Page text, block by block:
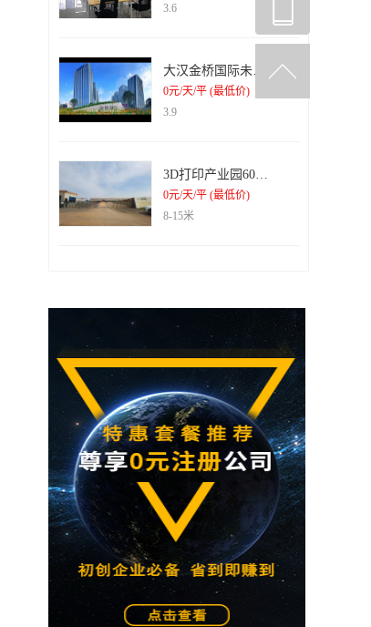
3.6
大汉金桥国际未来城纯写字楼出租
0元/天/平 (最低价)
3.9
3D打印产业园6000平米钢结构厂房招租
0元/天/平 (最低价)
8-15米